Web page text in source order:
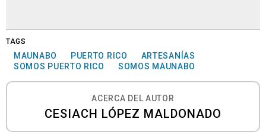
TAGS
MAUNABO PUERTO RICO
ARTESANÍAS
SOMOS PUERTO RICO
SOMOS MAUNABO
ACERCA DEL AUTOR
CESIACH LÓPEZ MALDONADO